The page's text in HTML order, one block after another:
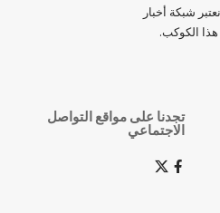
ونعتبر شبكة أخبار
هذا الكوكب.
تجدنا على مواقع التواصل
الاجتماعي